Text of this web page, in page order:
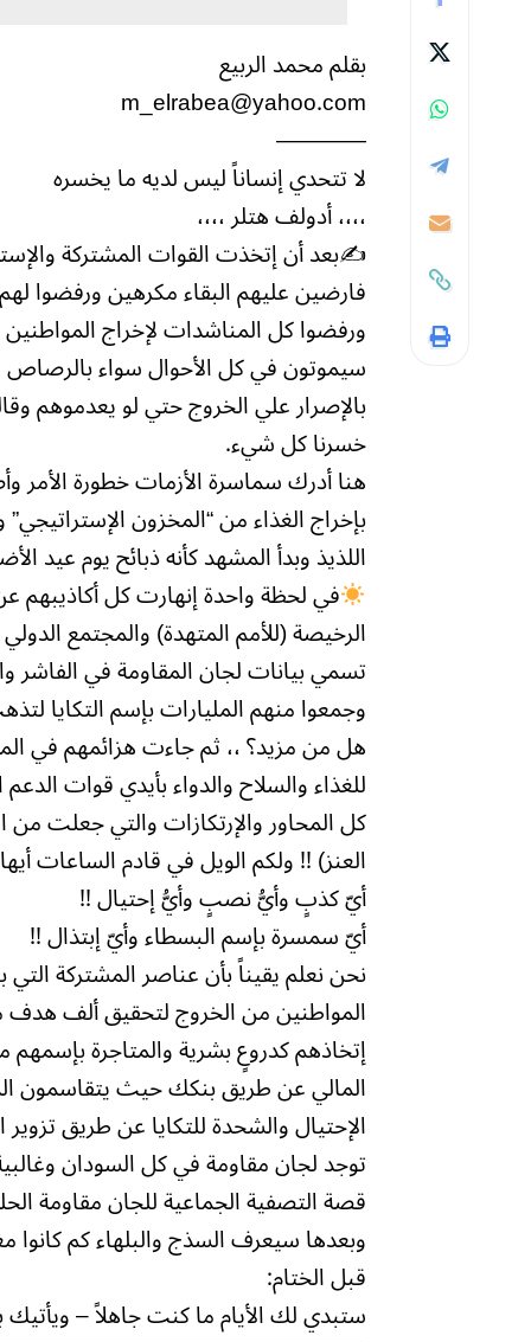
بقلم محمد الربيع
m_elrabea@yahoo.com
————
لا تتحدي إنساناً ليس لديه ما يخسره
،،،، أدولف هتلر ،،،،
✍️بعد أن إتخذت القوات المشتركة
فارضين عليهم البقاء مكرهين ورفضوا
ورفضوا كل المناشدات لإخراج المواطنين
سيموتون في كل الأحوال سواء بالرصاص
بالإصرار علي الخروج حتي لو يعدموهم
خسرنا كل شيء.
هنا أدرك سماسرة الأزمات خطورة الأمر
بإخراج الغذاء من “المخزون
اللذيذ وبدأ المشهد كأنه ذبائح يوم عيد
في لحظة واحدة إنهارت كل أكاذيبهم
الرخيصة (للأمم المتهدة) والمجتمع
تسمي بيانات لجان المقاومة في الفاشر
وجمعوا منهم المليارات بإسم التكايا
هل من مزيد؟ ،، ثم جاءت هزائمهم في
للغذاء والسلاح والدواء بأيدي قوات
كل المحاور والإرتكازات والتي جعلت
العنز) !! ولكم الويل في قادم الساعات أيها
أيّ كذبٍ وأيُّ نصبٍ وأيُّ إحتيال !!
أيّ سمسرة بإسم البسطاء وأيّ إبتذال !!
نحن نعلم يقيناً بأن عناصر المشتركة
المواطنين من الخروج لتحقيق ألف هدف
إتخاذهم كدروعٍ بشرية والمتاجرة بإسمهم
الإحتيال والشحدة للتكايا عن طريق
توجد لجان مقاومة في كل السودان
قصة التصفية الجماعية للجان مقاومة
وبعدها سيعرف السذج والبلهاء كم كانوا
قبل الختام:
ستبدي لك الأيام ما كنت جاهلاً – ويأتيك